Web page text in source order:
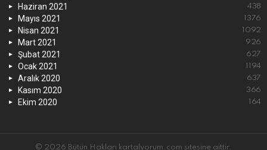
Haziran 2021 438
Mayıs 2021 1376
Nisan 2021 1092
Mart 2021 926
Şubat 2021 627
Ocak 2021 1194
Aralık 2020 637
Kasım 2020 366
Ekim 2020 164
© 2026 Bütün Hakları kartalyorum.com sitesine aittir.